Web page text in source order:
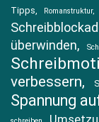
Tipps
Romanstruktur
überwinden
verbessern
Spannung